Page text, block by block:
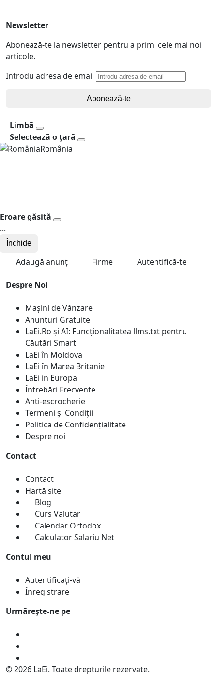
Newsletter
Abonează-te la newsletter pentru a primi cele mai noi
articole.
Introdu adresa de email
Abonează-te
Limbă
Selectează o țară
România
Eroare găsită
...
Închide
Adaugă anunț Firme Autentifică-te
Despre Noi
Mașini de Vânzare
Anunturi Gratuite
LaEi.Ro și AI: Funcționalitatea llms.txt pentru
Căutări Smart
LaEi în Moldova
LaEi în Marea Britanie
LaEi in Europa
Întrebări Frecvente
Anti-escrocherie
Termeni și Condiții
Politica de Confidențialitate
Despre noi
Contact
Contact
Hartă site
Blog
Curs Valutar
Calendar Ortodox
Calculator Salariu Net
Contul meu
Autentificați-vă
Înregistrare
Urmărește-ne pe
© 2026 LaEi. Toate drepturile rezervate.